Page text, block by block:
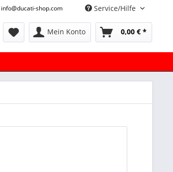
Service/Hilfe
info@ducati-shop.com
Mein Konto 0,00 € *